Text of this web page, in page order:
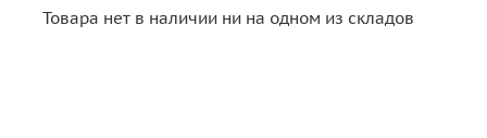
Товара нет в наличии ни на одном из складов